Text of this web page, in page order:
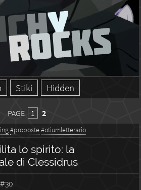
Stiki Hidden
PAGE 1 2
#proposte#otiumletterario
lo spirito: la
di Clessidrus
#30